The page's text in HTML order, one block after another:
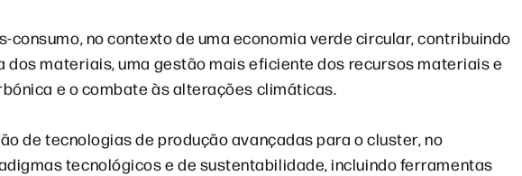
consumo, no contexto de uma economia verde circular, contribuindo
dos materiais, uma gestão mais eficiente dos recursos materiais e
e o combate às alterações climáticas.
de tecnologias de produção avançadas para o cluster, no
tecnológicos e de sustentabilidade, incluindo ferramentas